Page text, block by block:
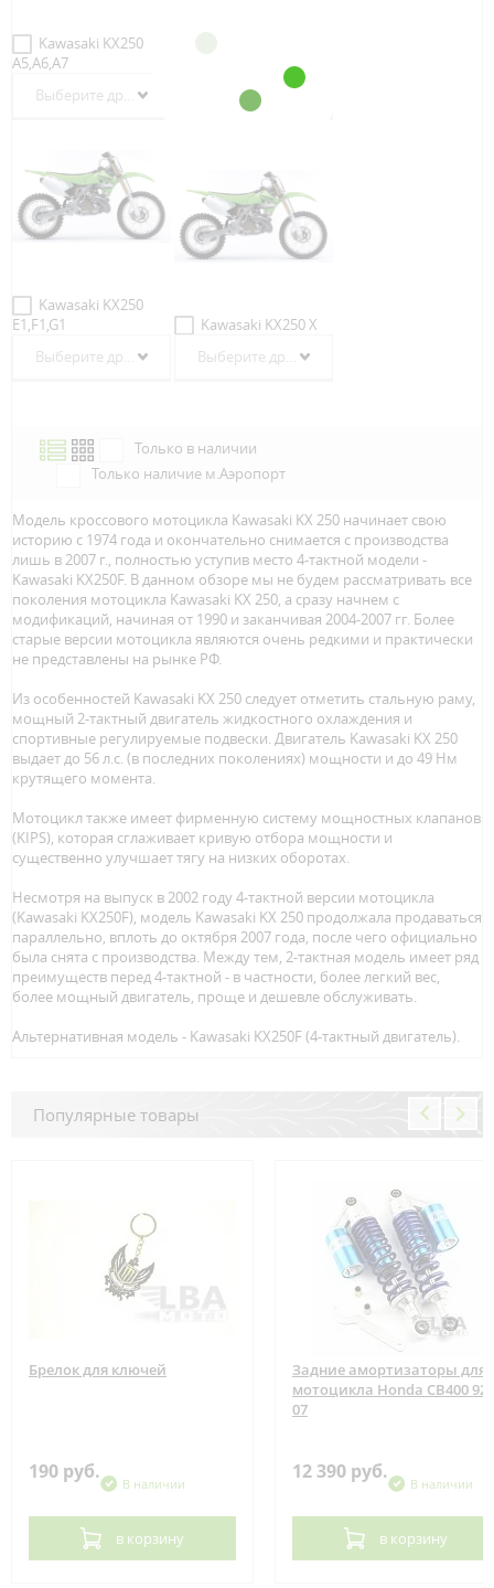
Kawasaki KX250
A5,A6,A7
Выберите другой год
Выберите другой год
Kawasaki KX250
E1,F1,G1
Выберите другой год
Kawasaki KX250 X
Выберите другой год
Только в наличии
Только наличие м.Аэропорт
Модель кроссового мотоцикла Kawasaki KX 250 начинает свою
историю с 1974 года и окончательно снимается с производства
лишь в 2007 г., полностью уступив место 4-тактной модели -
Kawasaki KX250F. В данном обзоре мы не будем рассматривать все
поколения мотоцикла Kawasaki KX 250, а сразу начнем с
модификаций, начиная от 1990 и заканчивая 2004-2007 гг. Более
старые версии мотоцикла являются очень редкими и практически
не представлены на рынке РФ.
Из особенностей Kawasaki KX 250 следует отметить стальную раму,
мощный 2-тактный двигатель жидкостного охлаждения и
спортивные регулируемые подвески. Двигатель Kawasaki KX 250
выдает до 56 л.с. (в последних поколениях) мощности и до 49 Нм
крутящего момента.
Мотоцикл также имеет фирменную систему мощностных клапанов
(KIPS), которая сглаживает кривую отбора мощности и
существенно улучшает тягу на низких оборотах.
Несмотря на выпуск в 2002 году 4-тактной версии мотоцикла
(Kawasaki KX250F), модель Kawasaki KX 250 продолжала продаваться
параллельно, вплоть до октября 2007 года, после чего официально
была снята с производства. Между тем, 2-тактная модель имеет ряд
преимуществ перед 4-тактной - в частности, более легкий вес,
более мощный двигатель, проще и дешевле обслуживать.
Альтернативная модель - Kawasaki KX250F (4-тактный двигатель).
Популярные товары
Брелок для ключей
190 руб.
В наличии
в корзину
Задние амортизаторы для
мотоцикла Honda CB400 92-
07
12 390 руб.
В наличии
в корзину